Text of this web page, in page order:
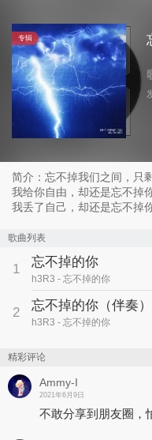
专辑
简介：忘不掉我们之间，只
我给你自由，却还是忘不掉
我丢了自己，却还是忘不掉
你》，制作理念结合前两
续塑造了一个被离开的深情
的旋律像是一声声质问，渐
碎的芯。h3R3低声宣泄着心
涡，过往的画面像胶片一幕
房间寂寞的空气回荡着谎言
的那天，只剩心痛与不甘，
的话语像雨滴浇灭了希望的
花朵，掏空所有不惜丢了自
旧人的光临，甜蜜与痛苦交
走，给你自由，能不能让我
给你自由。
歌曲列表
1 忘不掉的你
h3R3 - 忘不掉的你
2 忘不掉的你（伴奏）
h3R3 - 忘不掉的你
精彩评论
Ammy-I
2021年6月9日
不敢分享到朋友圈，